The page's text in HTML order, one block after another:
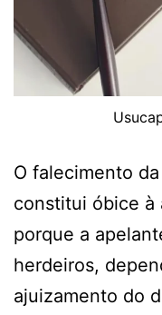
O falecimento
constitui óbice à
porque a
herdeiros,
ajuizamento do